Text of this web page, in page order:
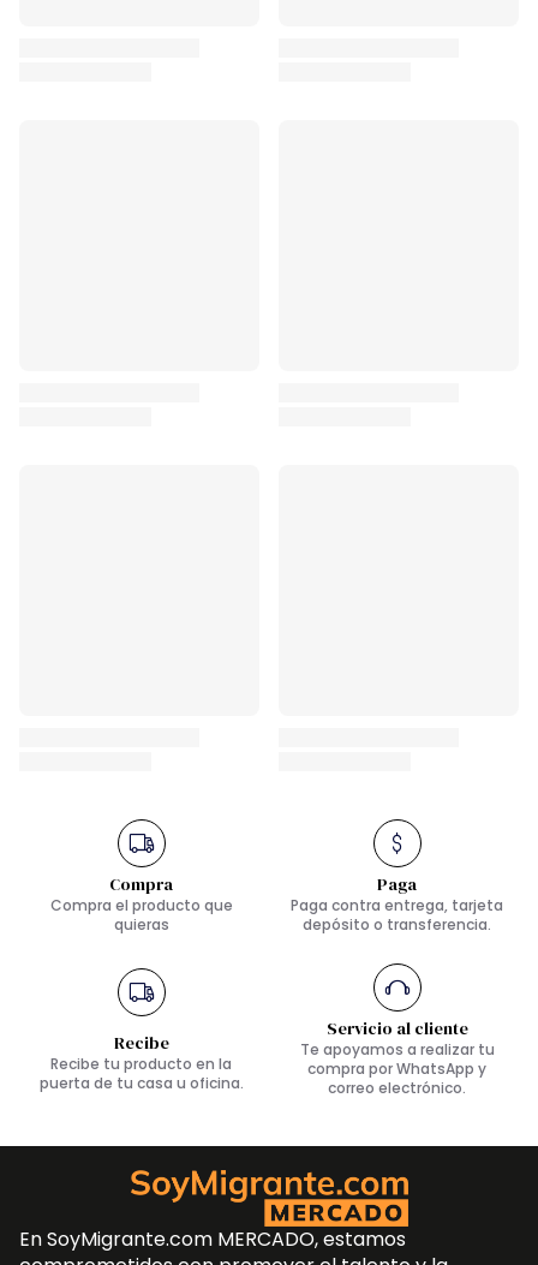
Compra
Compra el producto que
quieras
Paga
Paga contra entrega, tarjeta
depósito o transferencia.
Recibe
Recibe tu producto en la
puerta de tu casa u oficina.
Servicio al cliente
Te apoyamos a realizar tu
compra por WhatsApp y
correo electrónico.
En SoyMigrante.com MERCADO, estamos